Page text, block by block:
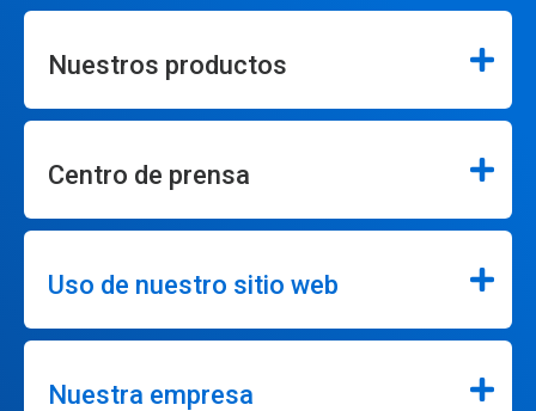
Nuestros productos
Centro de prensa
Uso de nuestro sitio web
Nuestra empresa